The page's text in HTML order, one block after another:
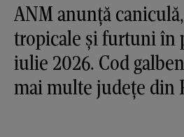
ANM anunță
tropicale și furtuni în
iulie 2026. Cod
mai multe județe din